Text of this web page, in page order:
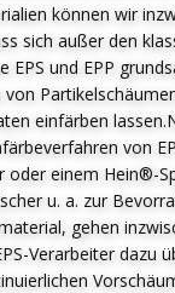
können wir
sich außer den
EPS und EPP
von
einfärben
von
oder einem Hein®-
u. a. zur
gehen
Verarbeiter dazu